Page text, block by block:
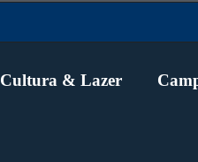
Cultura & Lazer